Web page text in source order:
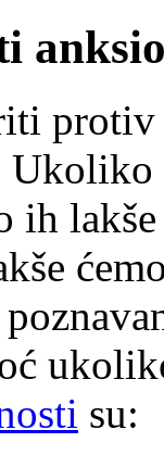
ih
su: